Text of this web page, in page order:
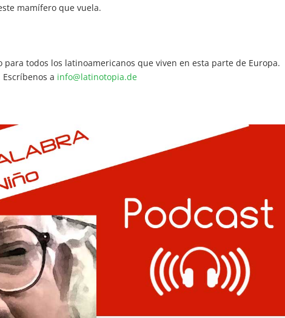
mamífero que vuela.
todos los latinoamericanos que viven en esta parte de Europa.
a info@latinotopia.de